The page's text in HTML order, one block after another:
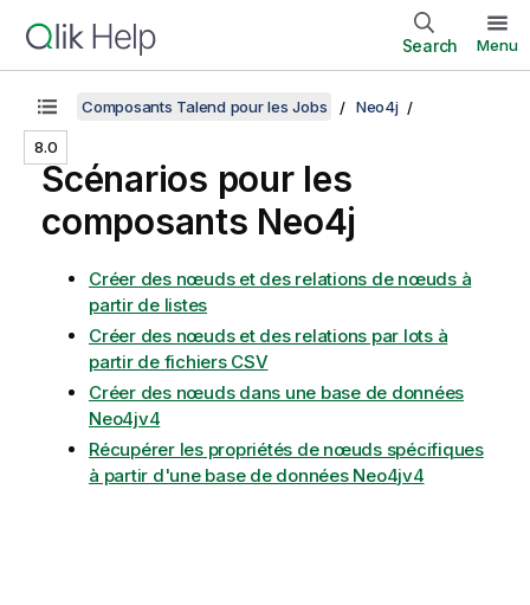
Search Menu
8.0
Composants Talend pour les Jobs Neo4j
Scénarios pour les
composants Neo4j
Créer des nœuds et des relations de nœuds à
partir de listes
Créer des nœuds et des relations par lots à
partir de fichiers CSV
Créer des nœuds dans une base de données
Neo4jv4
Récupérer les propriétés de nœuds spécifiques
à partir d'une base de données Neo4jv4